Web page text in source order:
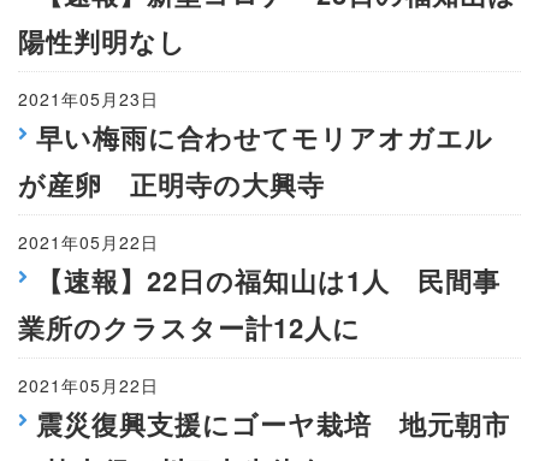
陽性判明なし
2021年05月23日
早い梅雨に合わせてモリアオガエル
が産卵 正明寺の大興寺
2021年05月22日
【速報】22日の福知山は1人 民間事
業所のクラスター計12人に
2021年05月22日
震災復興支援にゴーヤ栽培 地元朝市